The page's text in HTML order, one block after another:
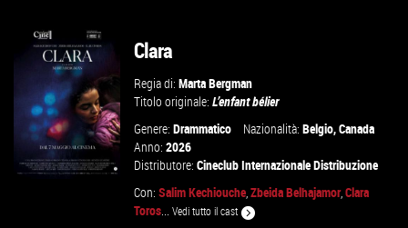
VAI ALLA SCHEDA Clara
Regia di:Marta Bergman
Titolo originale:L’enfant bélier
Genere:Drammatico Nazionalità:Belgio,Canada
Anno:2026
Distributore:Cineclub Internazionale Distribuzione
Con:Salim Kechiouche,Zbeida Belhajamor,Clara
Toros...Vedi tutto il cast